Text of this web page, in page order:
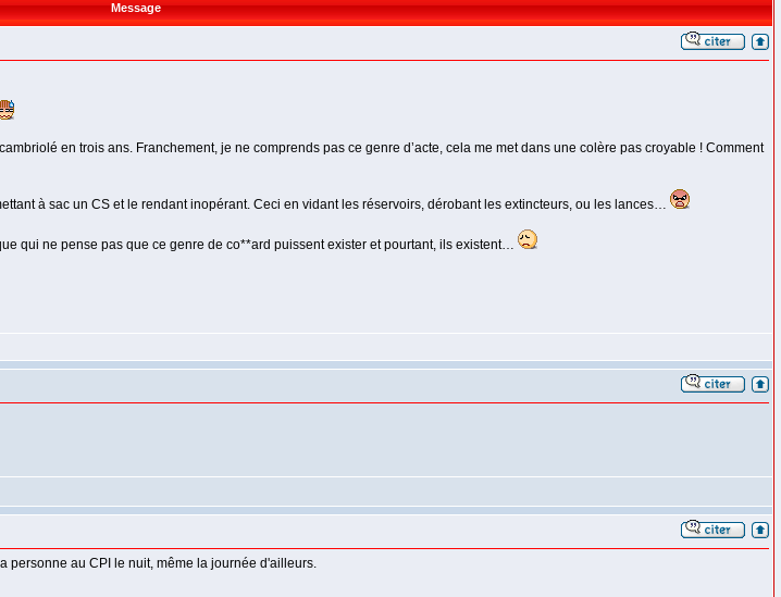
Message
en trois ans. Franchement, je ne comprends pas ce genre d’acte, cela me met dans une colère pas croyable ! Comment
à sac un CS et le rendant inopérant. Ceci en vidant les réservoirs, dérobant les extincteurs, ou les lances…
qui ne pense pas que ce genre de co**ard puissent exister et pourtant, ils existent…
personne au CPI le nuit, même la journée d'ailleurs.